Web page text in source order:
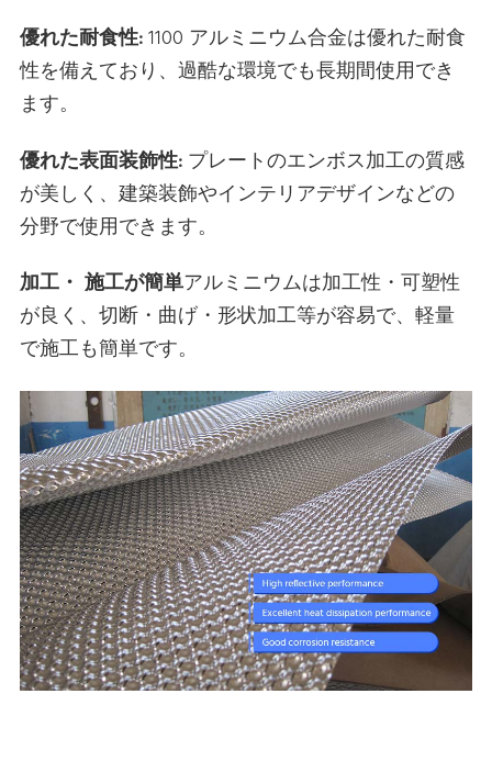
優れた耐食性:1100 アルミニウム合金は優れた耐食
性を備えており、過酷な環境でも長期間使用でき
ます。
優れた表面装飾性:プレートのエンボス加工の質感
が美しく、建築装飾やインテリアデザインなどの
分野で使用できます。
加工・ 施工が簡単アルミニウムは加工性・可塑性
が良く、切断・曲げ・形状加工等が容易で、軽量
で施工も簡単です。